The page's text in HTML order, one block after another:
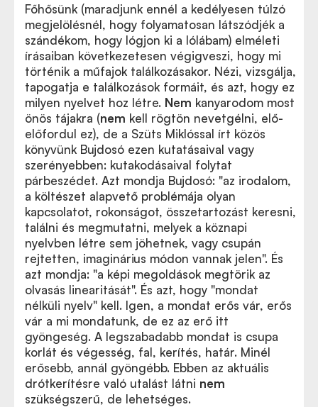
Főhősünk (maradjunk ennél a kedélyesen túlzó
megjelölésnél, hogy folyamatosan látszódjék a
szándékom, hogy lógjon ki a lólábam) elméleti
írásaiban következetesen végigveszi, hogy mi
történik a műfajok találkozásakor. Nézi, vizsgálja,
tapogatja e találkozások formáit, és azt, hogy ez
milyen nyelvet hoz létre. Nem kanyarodom most
önös tájakra (nem kell rögtön nevetgélni, elő-
előfordul ez), de a Szüts Miklóssal írt közös
könyvünk Bujdosó ezen kutatásaival vagy
szerényebben: kutakodásaival folytat
párbeszédet. Azt mondja Bujdosó: "az irodalom,
a költészet alapvető problémája olyan
kapcsolatot, rokonságot, összetartozást keresni,
találni és megmutatni, melyek a köznapi
nyelvben létre sem jöhetnek, vagy csupán
rejtetten, imaginárius módon vannak jelen". És
azt mondja: "a képi megoldások megtörik az
olvasás linearitását". És azt, hogy "mondat
nélküli nyelv" kell. Igen, a mondat erős vár, erős
vár a mi mondatunk, de ez az erő itt
gyöngeség. A legszabadabb mondat is csupa
korlát és végesség, fal, kerítés, határ. Minél
erősebb, annál gyöngébb. Ebben az aktuális
drótkerítésre való utalást látni nem
szükségszerű, de lehetséges.